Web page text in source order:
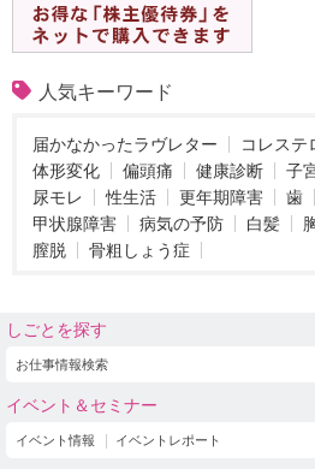
人気キーワード
届かなかったラヴレター コレステ
体形変化
偏頭痛 健康診断 子
尿モレ
性生活 更年期障害 歯
甲状腺障害
病気の予防 白髪
膣脱
骨粗しょう症
しごとを探す
お仕事情報検索
イベント＆セミナー
イベント情報 イベントレポート